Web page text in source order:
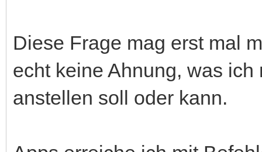
Diese Frage mag erst mal
echt keine Ahnung, was
anstellen soll oder kann.